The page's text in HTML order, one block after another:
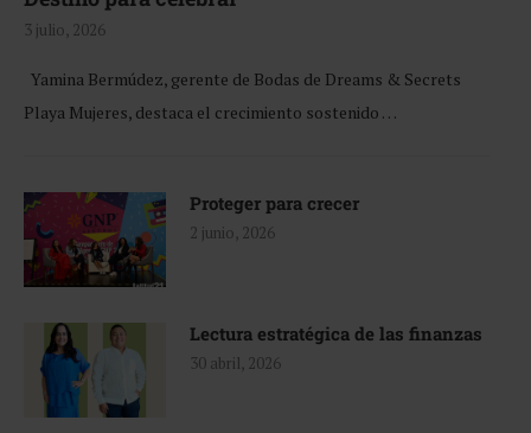
3 julio, 2026
Yamina Bermúdez, gerente de Bodas de Dreams & Secrets
Playa Mujeres, destaca el crecimiento sostenido …
Proteger para crecer
2 junio, 2026
Lectura estratégica de las finanzas
30 abril, 2026